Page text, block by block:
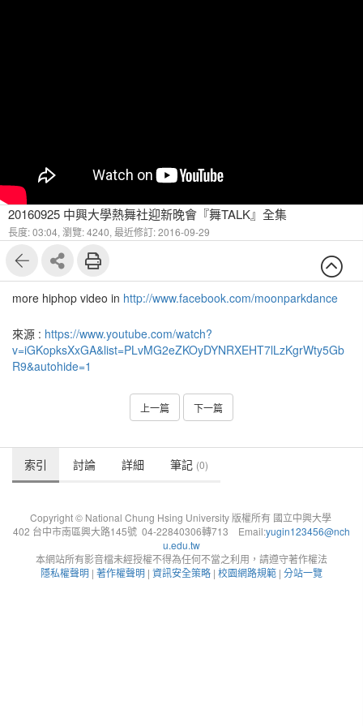
20160925 中興大學熱舞社迎新晚會『舞TALK』全集
長度: 03:04, 瀏覽: 4240, 最近修訂: 2016-09-29
more hiphop video in http://www.facebook.com/moonparkdance
來源 : https://www.youtube.com/watch?
v=iGKopksXxGA&list=PLvMG2eZKOyDYNRXEHT7lLzKgrWty5Gb
R9&autohide=1
上一篇 下一篇
索引 討論 詳細 筆記 (0)
Copyright © National Chung Hsing University 版權所有 國立中興大學
402 台中市南區興大路145號 04-22840306轉713 Email:yugin123456@nch
u.edu.tw
本網站所有影音檔未經授權不得為任何不當之利用，請遵守著作權法
隱私權聲明 | 著作權聲明 | 資訊安全策略 | 校園網路規範 | 分站一覽